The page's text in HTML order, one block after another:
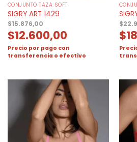
CONJUNTO TAZA SOFT
SIGRY ART 1429
$15.876,00
$12.600,00
Precio por pago con
transferencia o efectivo
$
$